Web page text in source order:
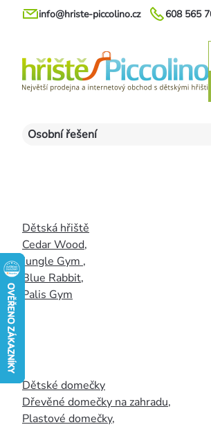
Přejít
608 565
info@hriste-piccolino.cz
Osobní řešení
Dětská hřiště
Cedar Wood,
Jungle Gym ,
Blue Rabbit,
Palis Gym
Dětské domečky
Dřevěné domečky na zahradu,
Plastové domečky,